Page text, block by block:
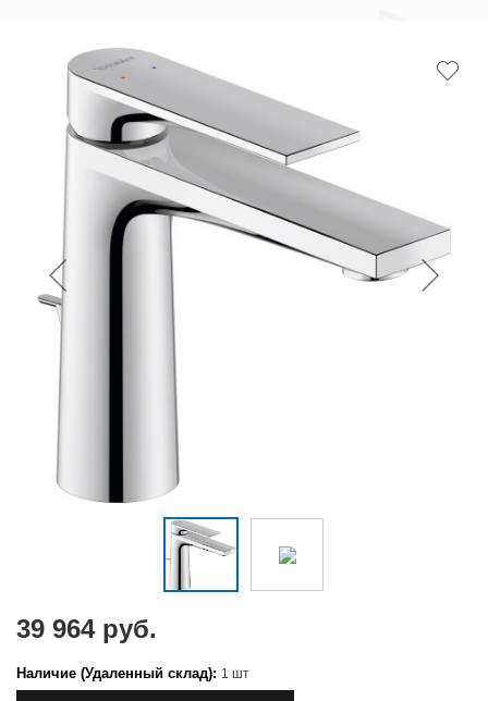
39 964 руб.
Наличие (Удаленный склад): 1 шт